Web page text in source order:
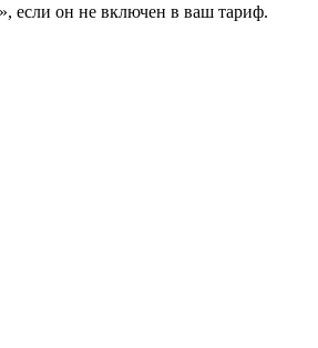
если он не включен в ваш тариф.